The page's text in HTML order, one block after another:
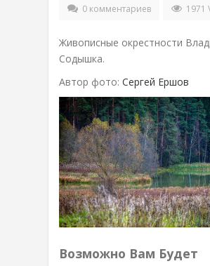
0 комментариев 1971
Живописные окрестности
Содышка.
Автор фото: Сергей Ершов
Возможно Вам Будет